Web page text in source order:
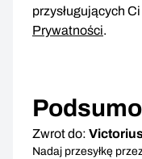
przysługujących
Prywatności.
Zwrot do:
Nadaj przesyłkę